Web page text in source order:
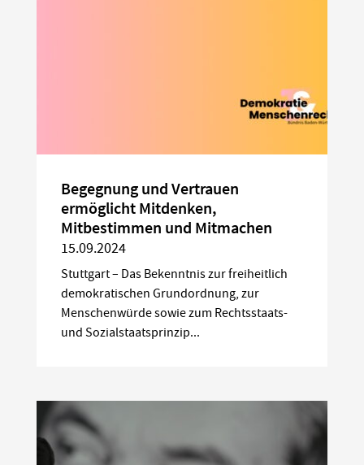
Begegnung und Vertrauen
ermöglicht Mitdenken,
Mitbestimmen und Mitmachen
15.09.2024
Stuttgart – Das Bekenntnis zur freiheitlich
demokratischen Grundordnung, zur
Menschenwürde sowie zum Rechtsstaats-
und Sozialstaatsprinzip...